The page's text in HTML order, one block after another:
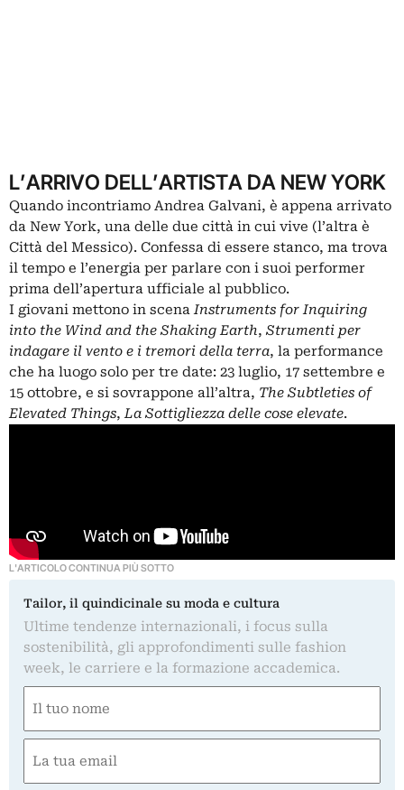
L’ARRIVO DELL’ARTISTA DA NEW YORK
Quando incontriamo Andrea Galvani, è appena arrivato
da New York, una delle due città in cui vive (l’altra è
Città del Messico). Confessa di essere stanco, ma trova
il tempo e l’energia per parlare con i suoi performer
prima dell’apertura ufficiale al pubblico.
I giovani mettono in scenaInstruments for Inquiring
into the Wind and the Shaking Earth, Strumenti per
indagare il vento e i tremori della terra, la performance
che ha luogo solo per tre date: 23 luglio, 17 settembre e
15 ottobre, e si sovrappone all’altra, The Subtleties of
Elevated Things,La Sottigliezza delle cose elevate.
L'ARTICOLO CONTINUA PIÙ SOTTO
Tailor, il quindicinale su moda e cultura
Ultime tendenze internazionali, i focus sulla
sostenibilità, gli approfondimenti sulle fashion
week, le carriere e la formazione accademica.
(Obbligatorio)
(Obbligatorio)